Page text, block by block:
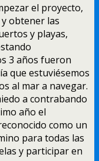
el proyecto,
obtener las
y playas,
3 años fueron
que estuviésemos
al mar a navegar.
a contrabando
año el
como un
para todas las
y participar en